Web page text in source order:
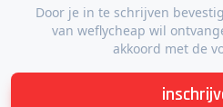
Door je in te schrijven
van weflycheap wil
akkoord met de